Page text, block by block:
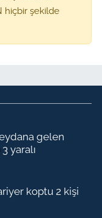
hiçbir şekilde
gelen
yaralı
koptu 2 kişi